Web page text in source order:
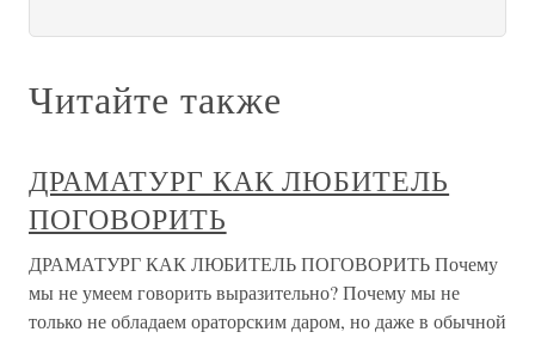
Читайте также
ДРАМАТУРГ КАК ЛЮБИТЕЛЬ
ПОГОВОРИТЬ
ДРАМАТУРГ КАК ЛЮБИТЕЛЬ ПОГОВОРИТЬ Почему
мы не умеем говорить выразительно? Почему мы не
только не обладаем ораторским даром, но даже в обычной